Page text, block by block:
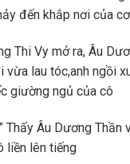
đến khắp nơi của
Thi Vy mở ra, Âu
vừa lau tóc,anh ngồi
giường ngủ của cô
Thấy Âu Dương
liền lên tiếng